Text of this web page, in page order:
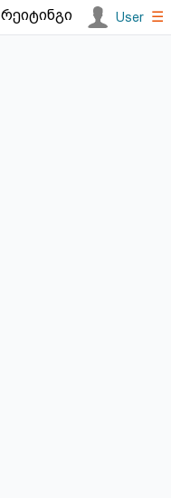
რეიტინგი User ☰